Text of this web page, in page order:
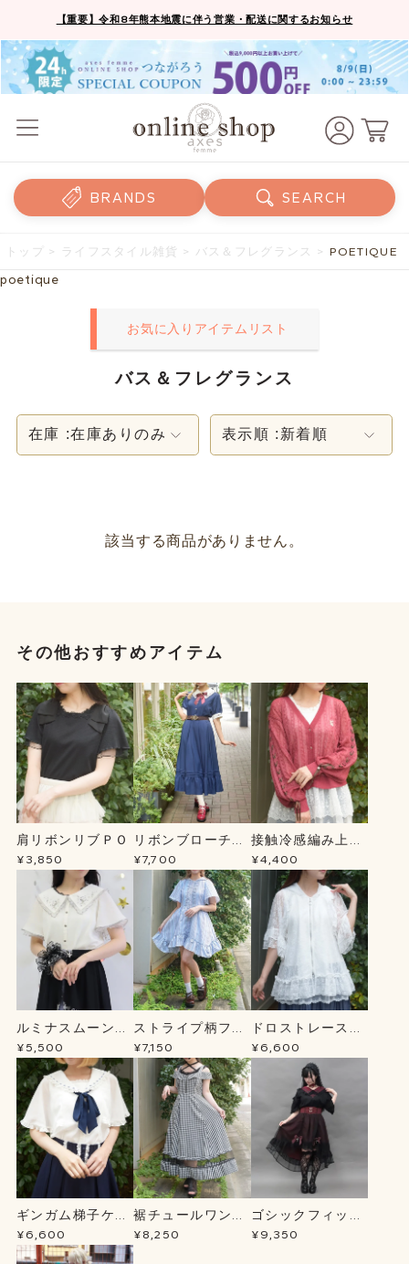
【重要】令和8年熊本地震に伴う営業・配送に関するお知らせ
BRANDS SEARCH
トップ > ライフスタイル雑貨 > バス＆フレグランス > POETIQUE
poetique
お気に入りアイテムリスト
バス＆フレグランス
在庫 :在庫ありのみ 表示順 : 新着順
該当する商品がありません。
その他おすすめアイテム
肩リボンリブＰＯ
¥3,850
リボンブローチ薔
薇刺繍ＯＰ
¥7,700
接触冷感編み上げ
ニットＣＤ
¥4,400
ルミナスムーン刺
繍ブラウス
¥5,500
ストライプ柄フー
ドシャツＯＰ
¥7,150
ドロストレースパ
ーカー
¥6,600
ギンガム梯子ケー
プＢＬ
¥6,600
裾チュールワンピ
ース
¥8,250
ゴシックフィッシ
ュテールＳＫ
¥9,350